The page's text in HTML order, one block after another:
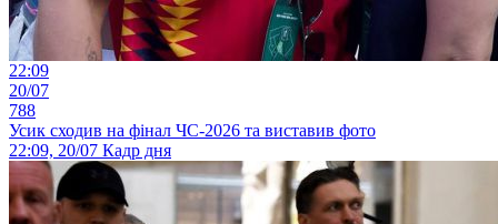
22:09
20/07
788
Усик сходив на фінал ЧС-2026 та виставив фото
22:09, 20/07 Кадр дня